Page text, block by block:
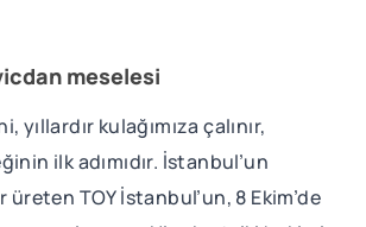
meselesi
yıllardır kulağımıza çalınır,
ilk adımıdır. İstanbul’un
TOY İstanbul’un, 8 Ekim’de